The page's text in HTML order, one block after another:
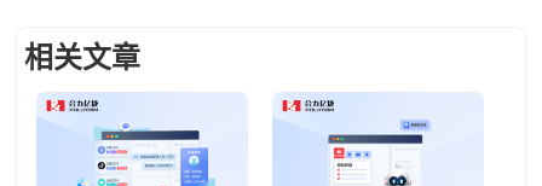
相关文章